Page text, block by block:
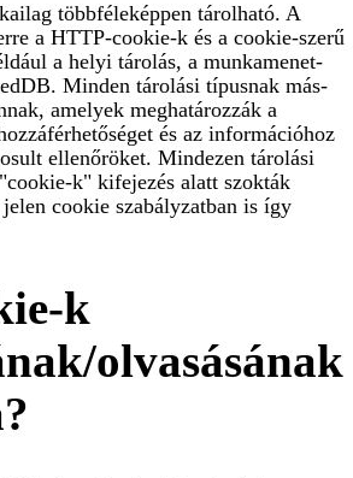
többféleképpen tárolható. A
a HTTP-cookie-k és a cookie-szerű
a helyi tárolás, a munkamenet-
Minden tárolási típusnak más-
amelyek meghatározzák a
és az információhoz
ellenőröket. Mindezen tárolási
k" kifejezés alatt szokták
cookie szabályzatban is így
k
olvasásának